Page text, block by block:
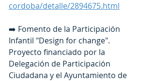
cordoba/detalle/2894675.html
➡️ Fomento de la Participación
Infantil "Design for change".
Proyecto financiado por la
Delegación de Participación
Ciudadana y el Ayuntamiento de